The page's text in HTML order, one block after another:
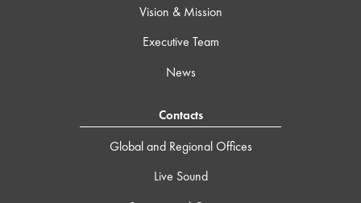
Vision & Mission
Executive Team
News
Contacts
Global and Regional Offices
Live Sound